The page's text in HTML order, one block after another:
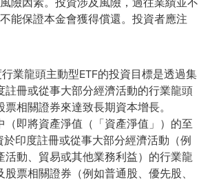
能保證本金會獲得償還。投資者應注
業龍頭主動型ETF的投資目標是透過集
註冊或從事大部分經濟活動的行業龍頭
相關證券來達致長期資本增長。
（即將資產淨值（「資產淨值」）的至
於印度註冊或從事大部分經濟活動（例
活動、貿易或其他業務利益）的行業龍
票相關證券（例如普通股、優先股、